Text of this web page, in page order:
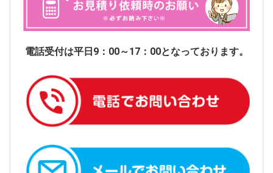
電話受付は平日9：00～17：00となっております。